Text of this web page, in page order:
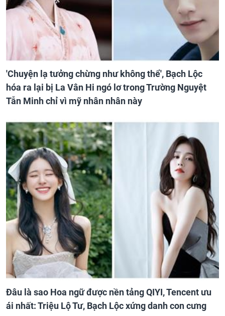
'Chuyện lạ tưởng chừng như không thể', Bạch Lộc
hóa ra lại bị La Vân Hi ngó lơ trong Trường Nguyệt
Tẫn Minh chỉ vì mỹ nhân nhân này
Đâu là sao Hoa ngữ được nền tảng QIYI, Tencent ưu
ái nhất: Triệu Lộ Tư, Bạch Lộc xứng danh con cưng